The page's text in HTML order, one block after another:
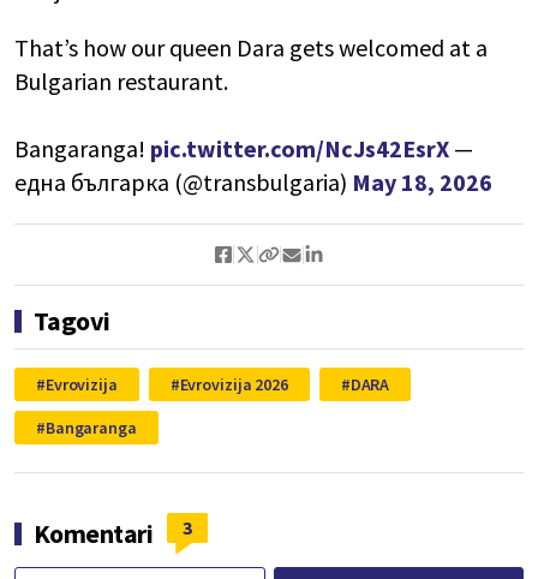
That’s how our queen Dara gets welcomed at a
Bulgarian restaurant.
Bangaranga! pic.twitter.com/NcJs42EsrX —
една българка (@transbulgaria) May 18, 2026
Tagovi
Evrovizija Evrovizija 2026
DARA
Bangaranga
Komentari 3